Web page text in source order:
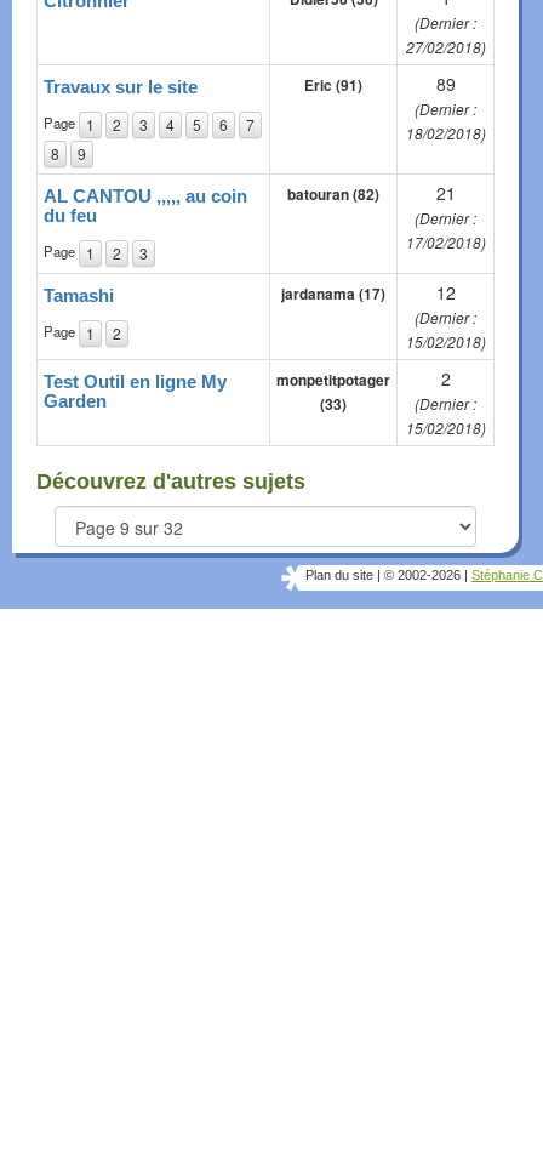
(Dernier :
27/02/2018)
Travaux sur le site
Page 1 2 3 4 5 6
7
8
9
Eric (91) 89
(Dernier :
18/02/2018)
AL CANTOU ,,,,, au coin
du feu
Page 1 2 3
batouran (82) 21
(Dernier :
17/02/2018)
Tamashi
Page 1 2
jardanama (17) 12
(Dernier :
15/02/2018)
Test Outil en ligne My
Garden
monpetitpotager
(33)
2
(Dernier :
15/02/2018)
Découvrez d'autres sujets
Plan du site © 2002-2026 Stéphanie C